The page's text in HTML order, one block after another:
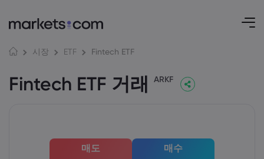
시장 ETF Fintech ETF
Fintech ETF 거래 ARKF
매도 매수